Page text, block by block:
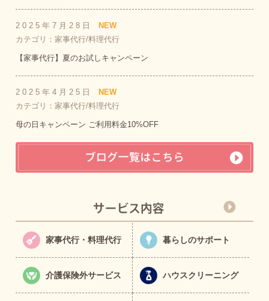
2025年7月28日
NEW
カテゴリ：家事代行/料理代行
【家事代行】夏のお試しキャンペーン
2025年4月25日
NEW
カテゴリ：家事代行/料理代行
母の日キャンペーン ご利用料金10%OFF
家事代行・料理代行 暮らしのサポート
介護保険外サービス ハウスクリーニング